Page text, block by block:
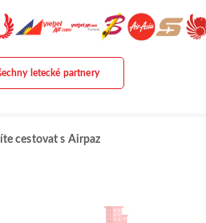
letecké partnery
cestovat s Airpaz